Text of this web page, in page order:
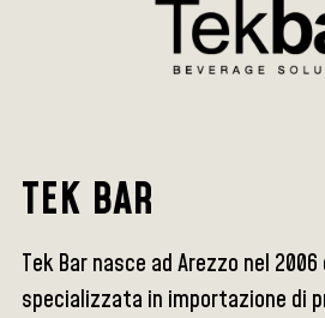
TEK BAR
Tek Bar nasce ad Arezzo nel
specializzata in importazione di